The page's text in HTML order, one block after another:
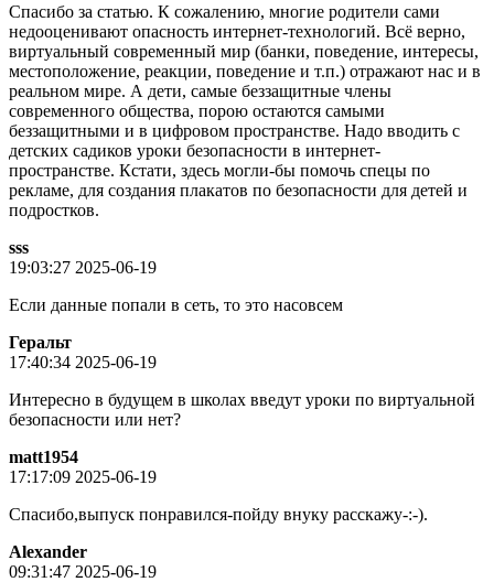
Спасибо за статью. К сожалению, многие родители сами
недооценивают опасность интернет-технологий. Всё верно,
виртуальный современный мир (банки, поведение, интересы,
местоположение, реакции, поведение и т.п.) отражают нас и в
реальном мире. А дети, самые беззащитные члены
современного общества, порою остаются самыми
беззащитными и в цифровом пространстве. Надо вводить с
детских садиков уроки безопасности в интернет-
пространстве. Кстати, здесь могли-бы помочь спецы по
рекламе, для создания плакатов по безопасности для детей и
подростков.
sss
19:03:27 2025-06-19
Если данные попали в сеть, то это насовсем
Геральт
17:40:34 2025-06-19
Интересно в будущем в школах введут уроки по виртуальной
безопасности или нет?
matt1954
17:17:09 2025-06-19
Спасибо,выпуск понравился-пойду внуку расскажу-:-).
Alexander
09:31:47 2025-06-19